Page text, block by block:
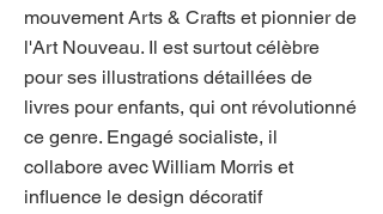
mouvement Arts & Crafts et pionnier de
l'Art Nouveau. Il est surtout célèbre
pour ses illustrations détaillées de
livres pour enfants, qui ont révolutionné
ce genre. Engagé socialiste, il
collabore avec William Morris et
influence le design décoratif